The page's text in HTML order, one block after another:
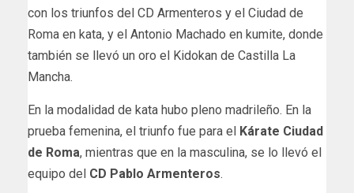
con los triunfos del CD Armenteros y el Ciudad de
Roma en kata, y el Antonio Machado en kumite, donde
también se llevó un oro el Kidokan de Castilla La
Mancha.
En la modalidad de kata hubo pleno madrileño. En la
prueba femenina, el triunfo fue para el Kárate Ciudad
de Roma, mientras que en la masculina, se lo llevó el
equipo del CD Pablo Armenteros.